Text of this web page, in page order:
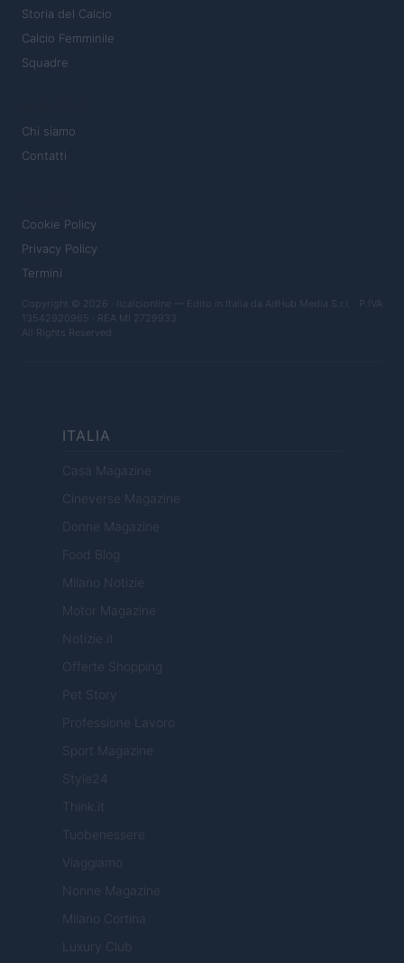
Storia del Calcio
Calcio Femminile
Squadre
Chi siamo
Contatti
Cookie Policy
Privacy Policy
Termini
Copyright © 2026 · Ilcalcionline — Edito in Italia da AdHub Media S.r.l. · P.IVA
13542920965 · REA MI 2729933
All Rights Reserved
ITALIA
Casa Magazine
Cineverse Magazine
Donne Magazine
Food Blog
Milano Notizie
Motor Magazine
Notizie.it
Offerte Shopping
Pet Story
Professione Lavoro
Sport Magazine
Style24
Think.it
Tuobenessere
Viaggiamo
Nonne Magazine
Milano Cortina
Luxury Club